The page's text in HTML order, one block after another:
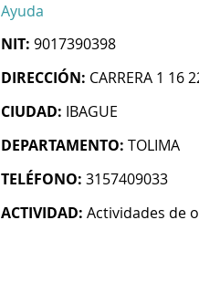
Ayuda
NIT: 9017390398
DIRECCIÓN: CARRERA 1 16
CIUDAD: IBAGUE
DEPARTAMENTO: TOLIMA
TELÉFONO: 3157409033
ACTIVIDAD: Actividades de